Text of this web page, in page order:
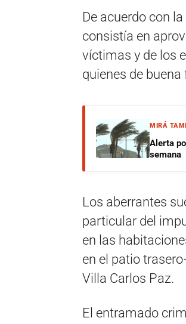
De acuerdo con
consistía en
víctimas y de los
quienes de
MIRÁ
Alerta
semana
Los aberrantes
particular del
en las
en el patio
Villa Carlos Paz.
El entramado